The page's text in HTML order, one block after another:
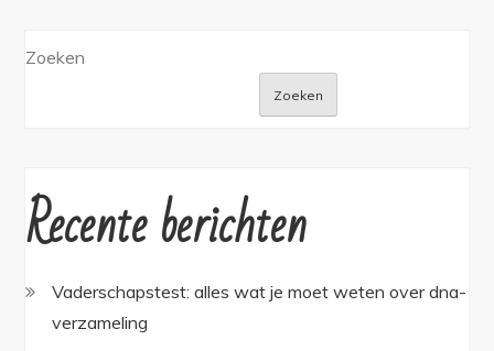
Zoeken
Zoeken
Recente berichten
Vaderschapstest: alles wat je moet weten over dna-
verzameling